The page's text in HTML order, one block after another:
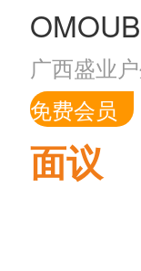
广西盛业
免费会员
面议